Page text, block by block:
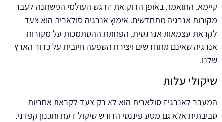
קיימא, התואמת באופן הדוק את הדגש העולמי המשתנה לעבר
מקורות אנרגיה מתחדשים. אימוץ אנרגיה סולארית הוא צעד
לקראת עצמאות אנרגטית, הפחתת ההסתמכות על מקורות
אנרגיה שאינם מתחדשים ויצירת השפעה חיובית על כדור הארץ
שלנו.
שיקולי עלות
המעבר לאנרגיה סולארית הוא לא רק צעד לקראת אחריות
סביבתית אלא גם מסע פיננסי הדורש שיקול דעת ותכנון קפדני.